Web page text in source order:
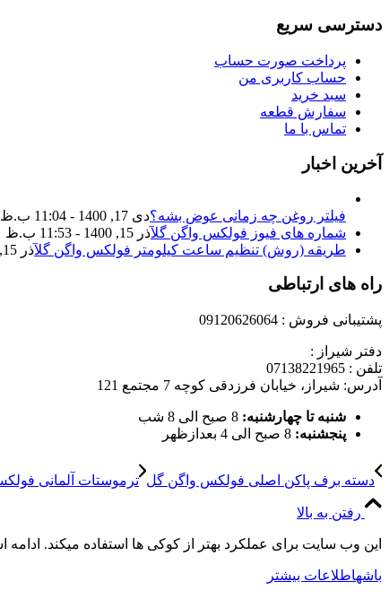
دسترسی سریع
پرداخت صورت حساب
حساب کاربری من
سبد خرید
سفارش قطعه
تماس با ما
آخرین اخبار
فیلتر روغن چه زمانی عوض بشه؟دی 17, 1400 - 11:04 ب.ظ
شماره های فیوز فولکس واگن گلآذر 15, 1400 - 11:53 ب.ظ
طریقه (روش) تنظیم ساعت کیلومتر فولکس واگن گلآذر 15, 1400 - 11:35 ب.ظ
راه های ارتباطی
پشتیبانی فروش : 09120626064
دفتر شیراز :
تلفن : 07138221965
آدرس: شیراز، خیابان فرزدقی کوچه 7 مجتمع 121
شنبه تا چهارشنبه: 8 صبح الی 8 شب
پنجشنبه: 8 صبح الی 4 بعدازظهر
دسته برف پاکن اصلی فولکس واگن گل ترموستات آلمانی
رفتن به بالا
این وب سایت برای عملکرد بهتر از کوکی ها استفاده میکند.
باشهاطلاعات بیشتر